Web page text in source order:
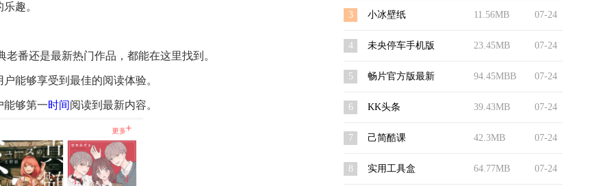
趣。
番还是最新热门作品，都能在这里找到。
能够享受到最佳的阅读体验。
能够第一时间阅读到最新内容。
07-24
11.56MB
3 小冰壁纸
07-24
23.45MB
4 未央停车手机版
07-24
94.45MBB
5 畅片官方版最新
07-24
39.43MB
6 KK头条
07-24
42.3MB
7 己简酷课
07-24
64.77MB
8 实用工具盒